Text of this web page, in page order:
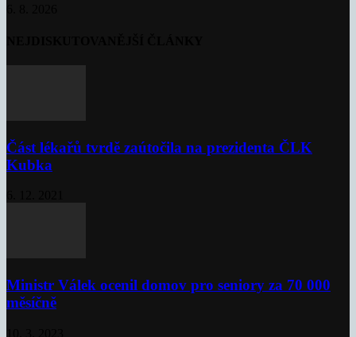
Část lékařů tvrdě zaútočila na prezidenta ČLK
Kubka
Ministr Válek ocenil domov pro seniory za 70 000
měsíčně